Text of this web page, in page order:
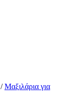
/Μαξιλάρια για